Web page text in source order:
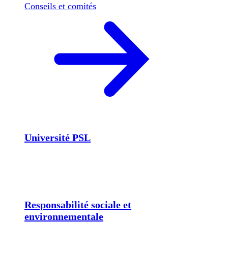
Conseils et comités
Université PSL
Responsabilité sociale et
environnementale